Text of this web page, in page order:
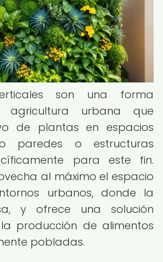
son una forma
agricultura urbana que
de plantas en espacios
paredes o estructuras
para este fin.
al máximo el espacio
urbanos, donde la
y ofrece una solución
producción de alimentos
pobladas.